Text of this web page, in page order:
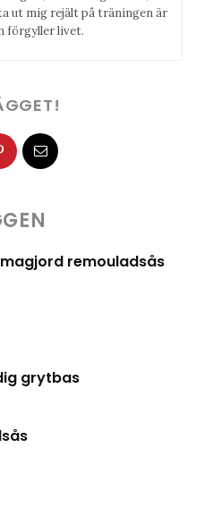
ut mig rejält på träningen är
förgyller livet.
remouladsås
grytbas